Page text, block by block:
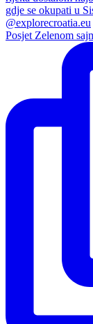
Posjet Zelenom